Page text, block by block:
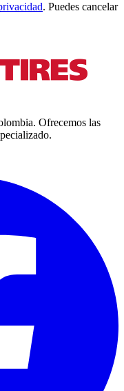
. Puedes cancelar
Ofrecemos las